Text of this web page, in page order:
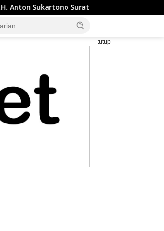
Suratto, M.Si. Buka Liga Tenis
tutup